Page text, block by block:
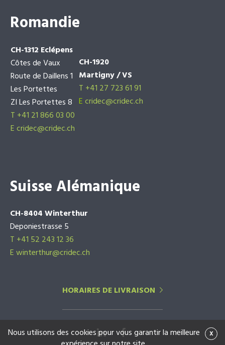
Romandie
CH-1312 Eclépens
Côtes de Vaux
Route de Daillens 1
Les Portettes
ZI Les Portettes 8
T +41 21 866 03 00
Ecridec@cridec.ch
CH-1920
Martigny / VS
T +41 27 723 61 91
Ecridec@cridec.ch
Suisse Alémanique
CH-8404 Winterthur
Deponiestrasse 5
T +41 52 243 12 36
E winterthur@cridec.ch
HORAIRES DE LIVRAISON
x
Nous utilisons des cookies pour vous garantir la meilleure